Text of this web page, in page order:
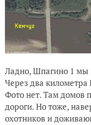
Ладно, Шпагино 1 мы
Через два
Фото нет. Там домов
дороги. Но тоже,
охотников и